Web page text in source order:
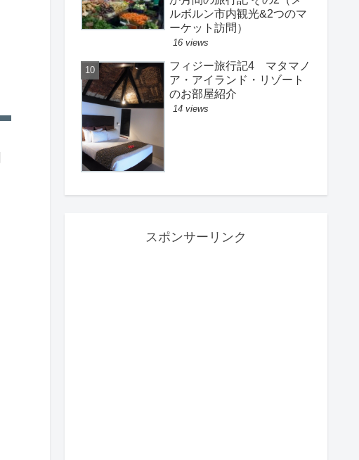
ルボルン市内観光&2つのマ
ーケット訪問）
16 views
フィジー旅行記4 マタマノ
ア・アイランド・リゾート
のお部屋紹介
14 views
スポンサーリンク